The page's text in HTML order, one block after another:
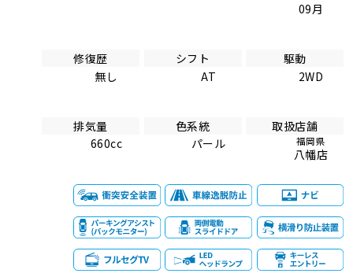
09月
修復歴
無し
シフト
AT
駆動
2WD
排気量
660cc
色系統
パール
取扱店舗
福岡県
八幡店